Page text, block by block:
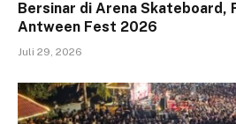
Bersinar di Arena Skateboard,
Antween Fest 2026
Juli 29, 2026